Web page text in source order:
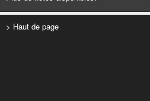
> Haut de page